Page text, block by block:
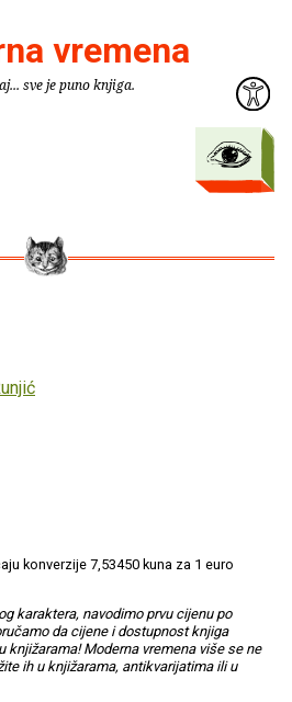
vremena
sve je puno knjiga.
konverzije 7,53450 kuna za 1 euro
karaktera, navodimo prvu cijenu po
da cijene i dostupnost knjiga
knjižarama! Moderna vremena više se ne
ih u knjižarama, antikvarijatima ili u